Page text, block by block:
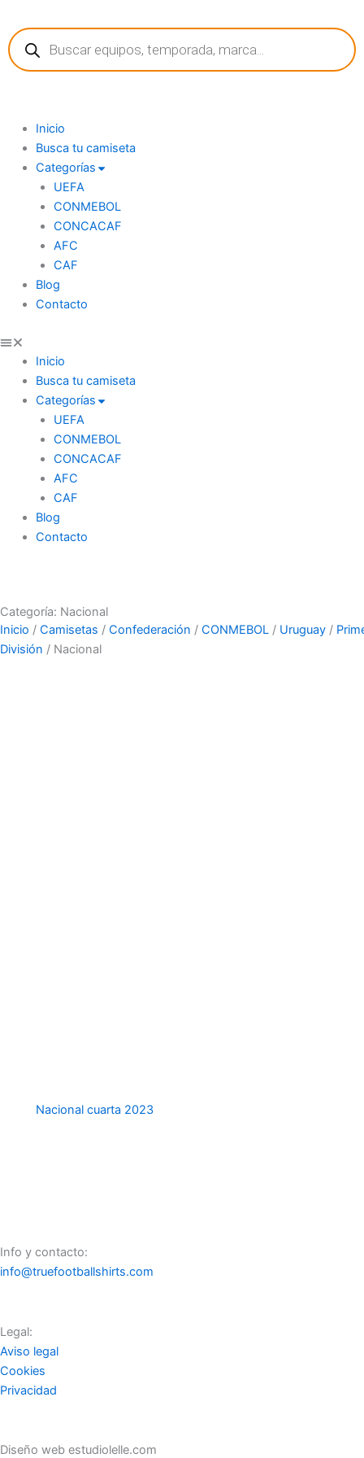
contenido
Búsqueda
de
productos
Inicio
Busca tu camiseta
Categorías
UEFA
CONMEBOL
CONCACAF
AFC
CAF
Blog
Contacto
Inicio
Busca tu camiseta
Categorías
UEFA
CONMEBOL
CONCACAF
AFC
CAF
Blog
Contacto
Categoría: Nacional
Inicio / Camisetas / Confederación / CONMEBOL / Uruguay /
División / Nacional
Nacional cuarta 2023
Info y contacto:
info@truefootballshirts.com
Legal:
Aviso legal
Cookies
Privacidad
Diseño web estudiolelle.com